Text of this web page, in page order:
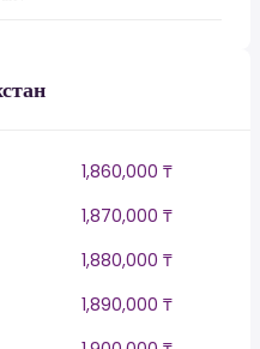
1,860,000 ₸
1,870,000 ₸
1,880,000 ₸
1,890,000 ₸